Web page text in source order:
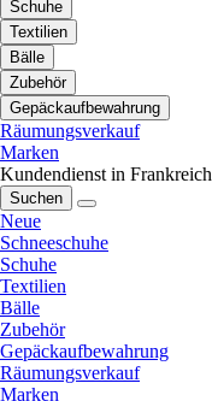
Schuhe
Textilien
Bälle
Zubehör
Gepäckaufbewahrung
Räumungsverkauf
Marken
Kundendienst in Frankreich
Suchen
Neue
Schneeschuhe
Schuhe
Textilien
Bälle
Zubehör
Gepäckaufbewahrung
Räumungsverkauf
Marken